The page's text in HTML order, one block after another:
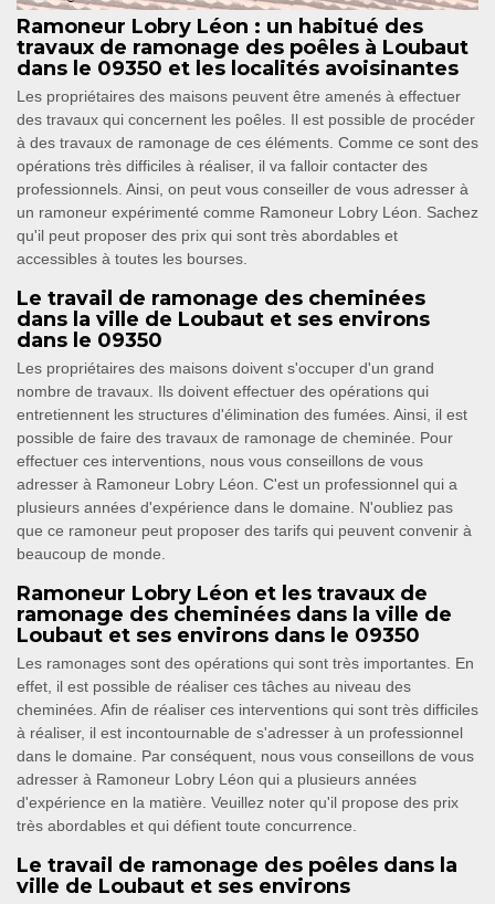
Ramoneur Lobry Léon : un habitué des
travaux de ramonage des poêles à Loubaut
dans le 09350 et les localités avoisinantes
Les propriétaires des maisons peuvent être amenés à effectuer
des travaux qui concernent les poêles. Il est possible de procéder
à des travaux de ramonage de ces éléments. Comme ce sont des
opérations très difficiles à réaliser, il va falloir contacter des
professionnels. Ainsi, on peut vous conseiller de vous adresser à
un ramoneur expérimenté comme Ramoneur Lobry Léon. Sachez
qu'il peut proposer des prix qui sont très abordables et
accessibles à toutes les bourses.
Le travail de ramonage des cheminées
dans la ville de Loubaut et ses environs
dans le 09350
Les propriétaires des maisons doivent s'occuper d'un grand
nombre de travaux. Ils doivent effectuer des opérations qui
entretiennent les structures d'élimination des fumées. Ainsi, il est
possible de faire des travaux de ramonage de cheminée. Pour
effectuer ces interventions, nous vous conseillons de vous
adresser à Ramoneur Lobry Léon. C'est un professionnel qui a
plusieurs années d'expérience dans le domaine. N'oubliez pas
que ce ramoneur peut proposer des tarifs qui peuvent convenir à
beaucoup de monde.
Ramoneur Lobry Léon et les travaux de
ramonage des cheminées dans la ville de
Loubaut et ses environs dans le 09350
Les ramonages sont des opérations qui sont très importantes. En
effet, il est possible de réaliser ces tâches au niveau des
cheminées. Afin de réaliser ces interventions qui sont très difficiles
à réaliser, il est incontournable de s'adresser à un professionnel
dans le domaine. Par conséquent, nous vous conseillons de vous
adresser à Ramoneur Lobry Léon qui a plusieurs années
d'expérience en la matière. Veuillez noter qu'il propose des prix
très abordables et qui défient toute concurrence.
Le travail de ramonage des poêles dans la
ville de Loubaut et ses environs